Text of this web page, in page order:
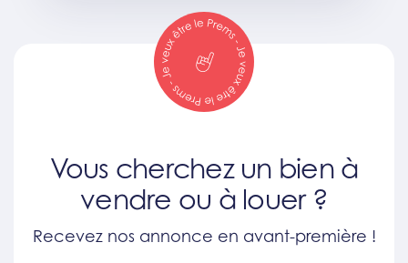
Vous cherchez un bien à
vendre ou à louer ?
Recevez nos annonce en avant-première !